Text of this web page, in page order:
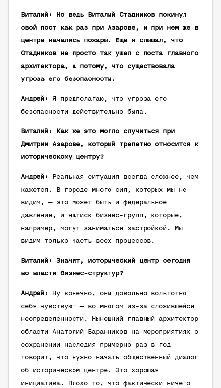
Виталий: Но ведь Виталий Стадников покинул
свой пост как раз при Азарове, и при нем же в
центре начались пожары. Еще я слышал, что
Стадников не просто так ушел с поста главного
архитектора, а потому, что существовала
угроза его безопасности.
Андрей:
Я предполагаю, что угроза его
безопасности действительно была.
Виталий: Как же это могло случиться при
Дмитрии Азарове, который трепетно относится к
историческому центру?
Андрей:
Реальная ситуация всегда сложнее, чем
кажется. В городе много сил, которых мы не
видим, — это может быть и федеральное
давление, и натиск бизнес-групп, которые,
например, могут заниматься застройкой. Мы
видим только часть всех процессов.
Виталий: Значит, исторический центр сегодня
во власти бизнес-структур?
Андрей:
Ну конечно, они довольно вольготно
себя чувствуют — во многом из-за сложившейся
неопределенности. Нынешний главный архитектор
области Анатолий Баранников на мероприятиях о
сохранении наследия примерно раз в год
говорит, что нужно начать общественный диалог
об историческом центре. Это хорошая
инициатива. Плохо то, что фактически ничего